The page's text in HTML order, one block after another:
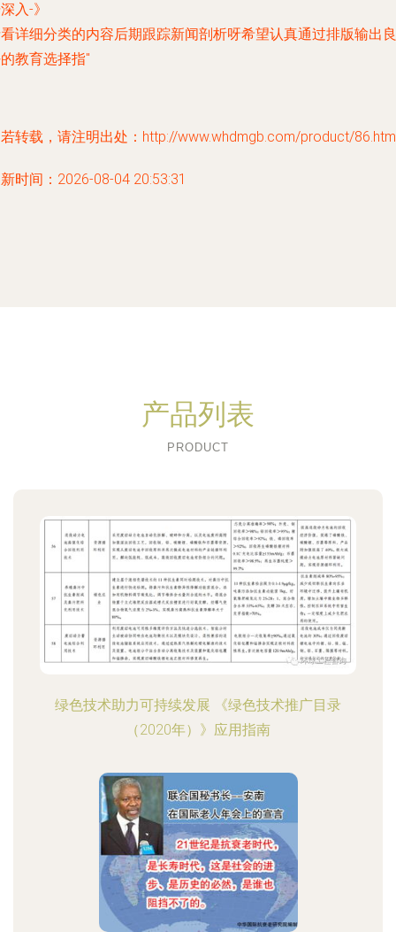
入-》
详细分类的内容后期跟踪新闻剖析呀希望认真通过排版输出良
教育选择指"
转载，请注明出处：http://www.whdmgb.com/product/
时间：2026-08-04 20:53:31
产品列表
PRODUCT
绿色技术助力可持续发展 《绿色技术推广目录
（2020年）》应用指南